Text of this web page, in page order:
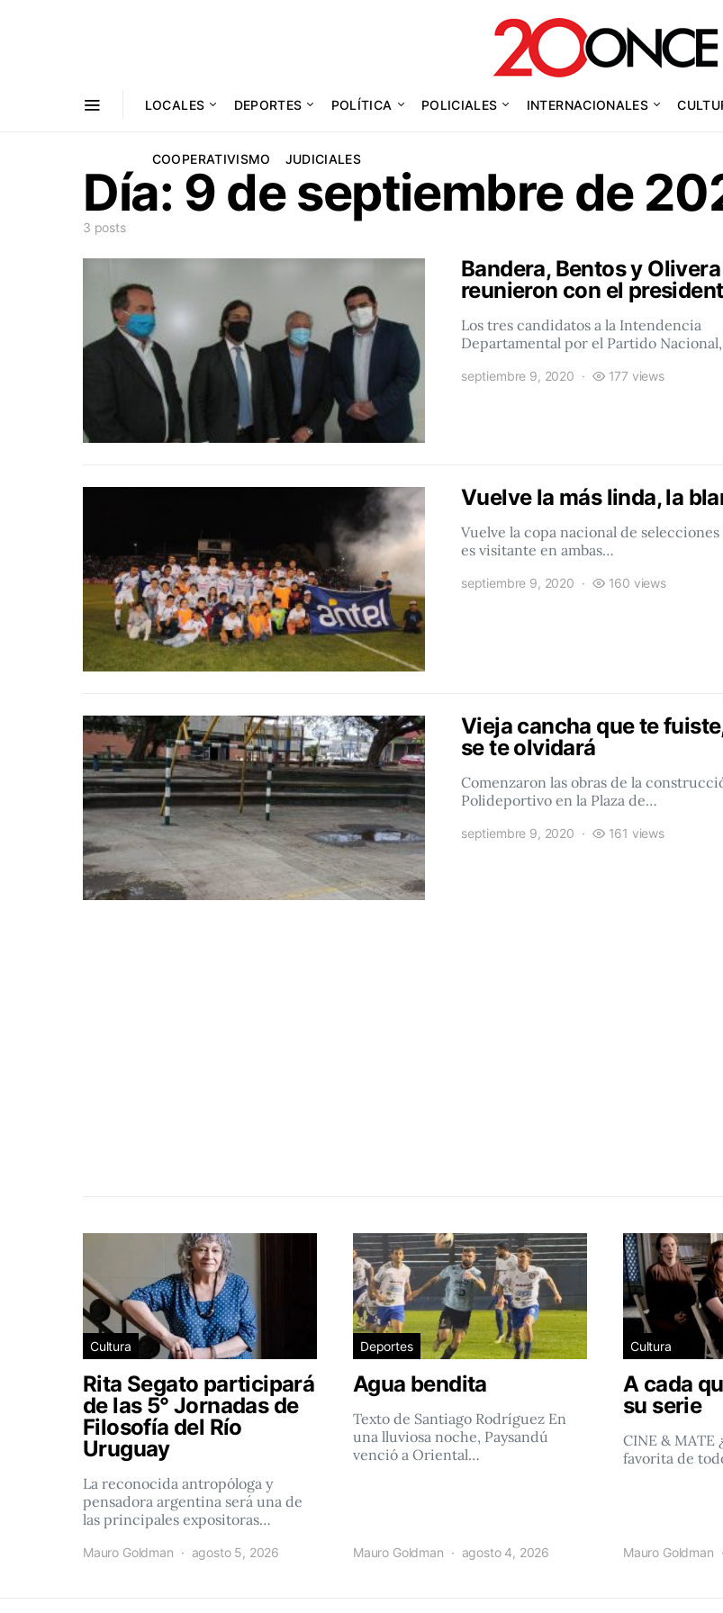
LOCALES DEPORTES POLÍTICA POLICIALES INTERNACIONALES
COOPERATIVISMO JUDICIALES
Día: 9 de septiembre de
3 posts
Bandera, Bentos y
reunieron con el
Los tres candidatos a la Intendencia
Departamental por el Partido
septiembre 9, 2020 177 views
Vuelve la más linda, la
Vuelve la copa nacional de selecciones
es visitante en ambas…
septiembre 9, 2020 160 views
Vieja cancha que te
se te olvidará
Comenzaron las obras de la
Polideportivo en la Plaza de…
septiembre 9, 2020 161 views
Cultura
Rita Segato participará
de las 5° Jornadas de
Filosofía del Río
Uruguay
La reconocida antropóloga y
pensadora argentina será una de
las principales expositoras…
Mauro Goldman agosto 5, 2026
Deportes
Agua bendita
Texto de Santiago Rodríguez En
una lluviosa noche, Paysandú
venció a Oriental…
Mauro Goldman agosto 4, 2026
Cultura
A cada
su serie
CINE & MATE
favorita de
Mauro Goldman